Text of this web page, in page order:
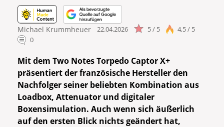
Michael Krummheuer 22.04.2026 5 / 5
4,5 / 5
0
Mit dem Two Notes Torpedo Captor X+
präsentiert der französische Hersteller den
Nachfolger seiner beliebten Kombination aus
Loadbox, Attenuator und digitaler
Boxensimulation. Auch wenn sich äußerlich
auf den ersten Blick nichts geändert hat,